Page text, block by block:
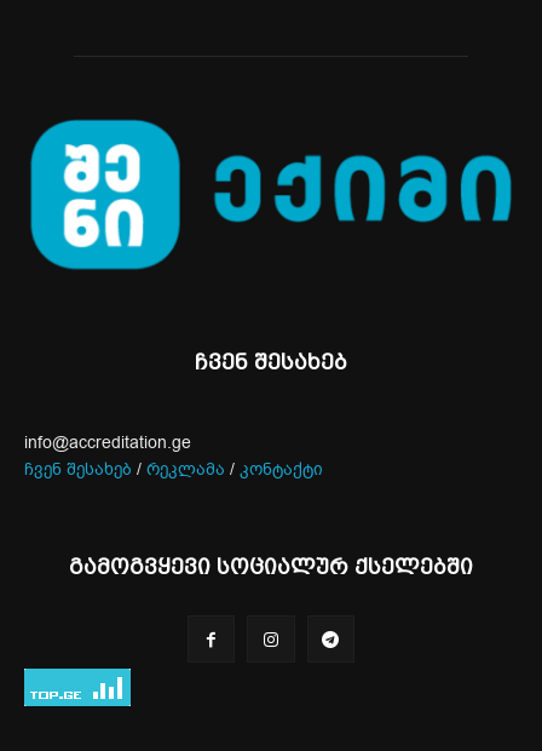
ჩვენ შესახებ
info@accreditation.ge
ჩვენ შესახებ / რეკლამა / კონტაქტი
გამოგვყევი სოციალურ ქსელებში